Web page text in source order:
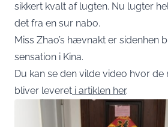
sikkert kvalt af lugten. Nu lugter
det fra en sur nabo.
Miss Zhao’s hævnakt er sidenhen
sensation i Kina.
Du kan se den vilde video hvor de
bliver leveret i artiklen her.